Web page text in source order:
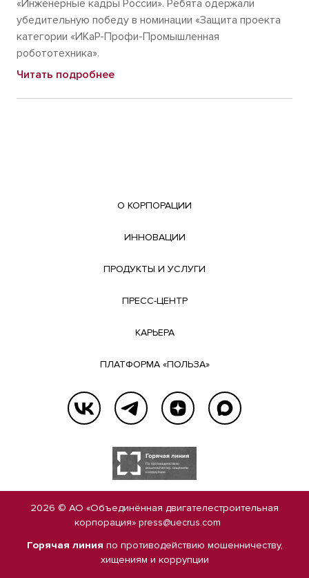
«Инженерные кадры России». Ребята одержали
убедительную победу в номинации «Защита проекта
категории «ИКаР-Профи-Промышленная
робототехника».
Читать подробнее
О КОРПОРАЦИИ
ИННОВАЦИИ
ПРОДУКТЫ И УСЛУГИ
ПРЕСС-ЦЕНТР
КАРЬЕРА
ПЛАТФОРМА «ПОЛЬЗА»
2026 © АО «Объединённая двигателестроительная
корпорация» press@uecrus.com
Горячая линия по противодействию мошенничеству,
хищениям и коррупции